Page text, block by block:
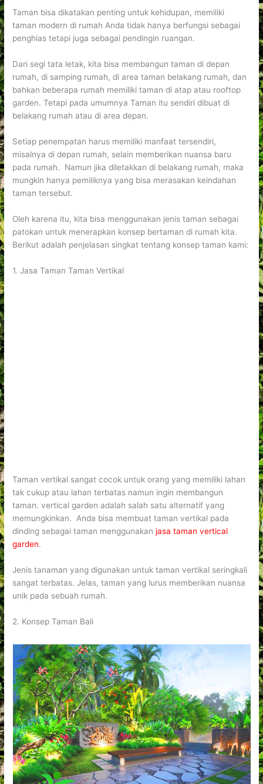
Taman bisa dikatakan penting untuk kehidupan, memiliki
taman modern di rumah Anda tidak hanya berfungsi sebagai
penghias tetapi juga sebagai pendingin ruangan.
Dari segi tata letak, kita bisa membangun taman di depan
rumah, di samping rumah, di area taman belakang rumah, dan
bahkan beberapa rumah memiliki taman di atap atau rooftop
garden. Tetapi pada umumnya Taman itu sendiri dibuat di
belakang rumah atau di area depan.
Setiap penempatan harus memiliki manfaat tersendiri,
misalnya di depan rumah, selain memberikan nuansa baru
pada rumah. Namun jika diletakkan di belakang rumah, maka
mungkin hanya pemiliknya yang bisa merasakan keindahan
taman tersebut.
Oleh karena itu, kita bisa menggunakan jenis taman sebagai
patokan untuk menerapkan konsep bertaman di rumah kita.
Berikut adalah penjelasan singkat tentang konsep taman kami:
1. Jasa Taman Taman Vertikal
Taman vertikal sangat cocok untuk orang yang memiliki lahan
tak cukup atau lahan terbatas namun ingin membangun
taman. vertical garden adalah salah satu alternatif yang
memungkinkan. Anda bisa membuat taman vertikal pada
dinding sebagai taman menggunakanjasa taman vertical
garden.
Jenis tanaman yang digunakan untuk taman vertikal seringkali
sangat terbatas. Jelas, taman yang lurus memberikan nuansa
unik pada sebuah rumah.
2. Konsep Taman Bali